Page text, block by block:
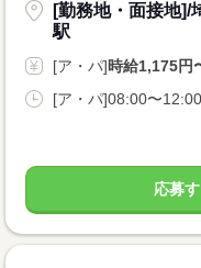
[勤務地・面接地]/
駅
[ア・パ]時給1,175円
[ア・パ]08:00〜
応募